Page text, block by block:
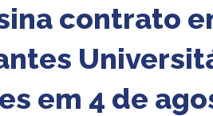
contrato
em 4 de